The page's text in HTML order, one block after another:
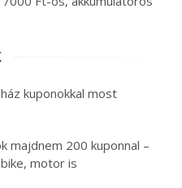
kuponokkal most
majdnem 200 kuponnal –
motor is